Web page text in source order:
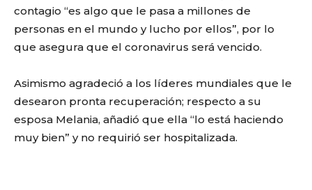
contagio “es algo que le pasa a millones de
personas en el mundo y lucho por ellos”, por lo
que asegura que el coronavirus será vencido.
Asimismo agradeció a los líderes mundiales que le
desearon pronta recuperación; respecto a su
esposa Melania, añadió que ella “lo está haciendo
muy bien” y no requirió ser hospitalizada.